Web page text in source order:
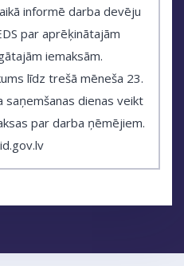
informē darba devēju
par aprēķinātajām
iemaksām.
līdz trešā mēneša 23.
dienas veikt
par darba ņēmējiem.